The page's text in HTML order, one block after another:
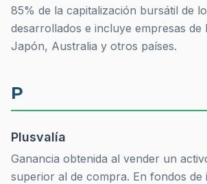
85% de la capitalización bursátil de
desarrollados e incluye empresas de
Japón, Australia y otros países.
P
Plusvalía
Ganancia obtenida al vender un
superior al de compra. En fondos de